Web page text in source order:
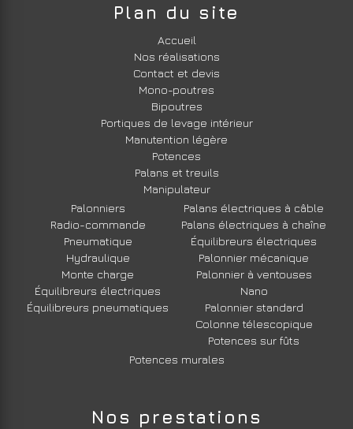
Plan du site
Accueil
Nos réalisations
Contact et devis
Mono-poutres
Bipoutres
Portiques de levage intérieur
Manutention légère
Potences
Palans et treuils
Manipulateur
Palonniers
Radio-commande
Pneumatique
Hydraulique
Monte charge
Équilibreurs électriques
Équilibreurs pneumatiques
Palans électriques à câble
Palans électriques à chaîne
Équilibreurs électriques
Palonnier mécanique
Palonnier à ventouses
Nano
Palonnier standard
Colonne télescopique
Potences sur fûts
Potences murales
Nos prestations